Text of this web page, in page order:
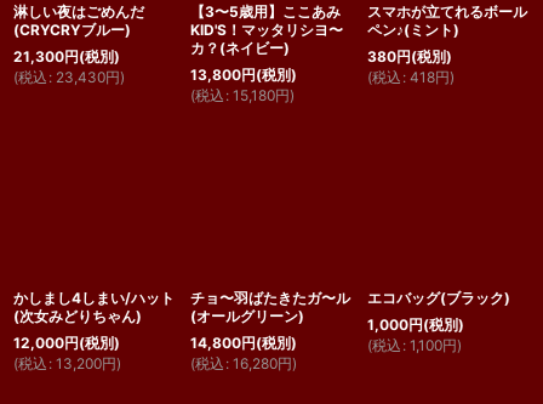
淋しい夜はごめんだ
(CRYCRYブルー)
21,300円(税別)
(税込 : 23,430円)
【3〜5歳用】ここあみ
KID'S！マッタリシヨ〜
カ？(ネイビー)
13,800円(税別)
(税込 : 15,180円)
スマホが立てれるボール
ペン♪(ミント)
380円(税別)
(税込 : 418円)
かしまし4しまい/ハット
(次女みどりちゃん)
12,000円(税別)
(税込 : 13,200円)
チョ〜羽ばたきたガ〜ル
(オールグリーン)
14,800円(税別)
(税込 : 16,280円)
エコバッグ(ブラック)
1,000円(税別)
(税込 : 1,100円)